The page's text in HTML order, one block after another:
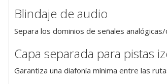
Blindaje de audio
Separa los dominios de señales
Capa separada para pistas
Garantiza una diafonía mínima entre las